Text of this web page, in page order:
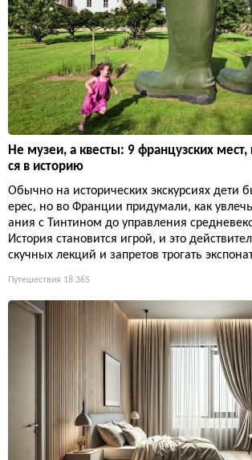
Не музеи, а квесты: 9 французских мест,
ся в историю
Обычно на исторических экскурсиях дети
ерес, но во Франции придумали, как
ания с Тинтином до управления
История становится игрой, и это
скучных лекций и запретов трогать
Путешествия 18 365